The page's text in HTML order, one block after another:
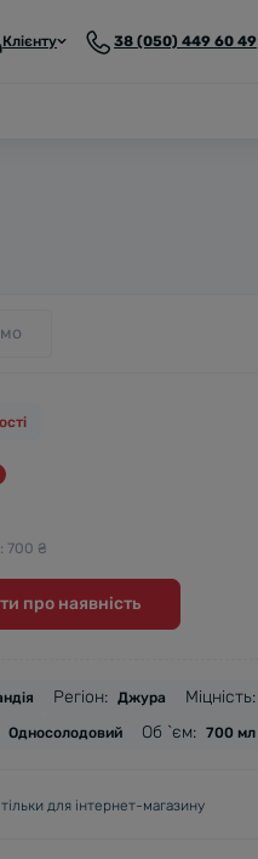
Клієнту 38 (050) 449 60 49
700 ₴
про наявність
Регіон: Джура Міцність:
Односолодовий Об `єм: 700 мл
для інтернет-магазину